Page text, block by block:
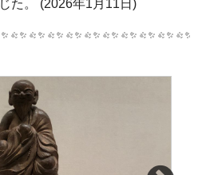
た。 (2026年1月11日)